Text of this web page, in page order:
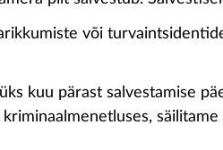
või
kuu pärast salvestamise